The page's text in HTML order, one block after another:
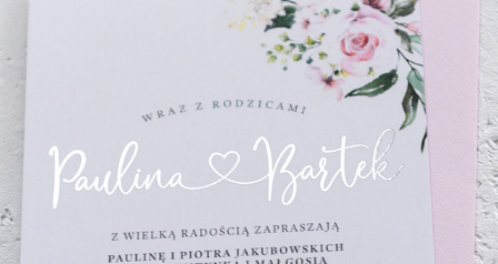
Porcelanowy Róż